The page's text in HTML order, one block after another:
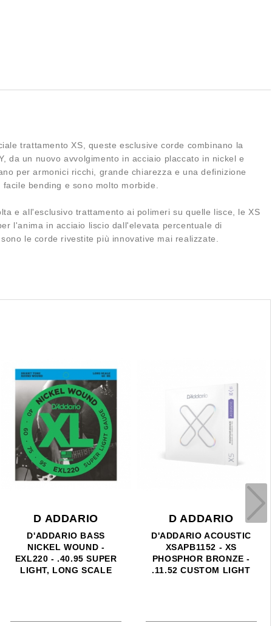
trattamento XS, queste esclusive corde combinano la
da un nuovo avvolgimento in acciaio placcato in nickel e
per armonici ricchi, grande chiarezza e una definizione
bending e sono molto morbide.
e all'esclusivo trattamento ai polimeri su quelle lisce, le XS
l'anima in acciaio liscio dall'elevata percentuale di
le corde rivestite più innovative mai realizzate.
D ADDARIO
D'ADDARIO BASS
NICKEL WOUND -
EXL220 - .40.95 SUPER
LIGHT, LONG SCALE
D ADDARIO
D'ADDARIO ACOUSTIC
XSAPB1152 - XS
PHOSPHOR BRONZE -
.11.52 CUSTOM LIGHT